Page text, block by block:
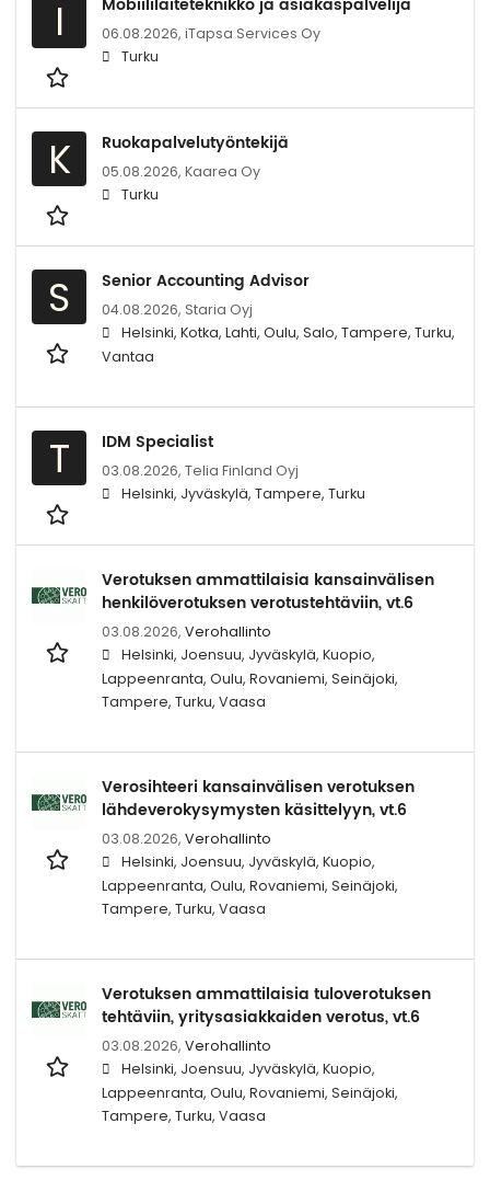
I 06.08.2026, iTapsa Services Oy
Turku
K Ruokapalvelutyöntekijä
05.08.2026, Kaarea Oy
Turku
S Senior Accounting Advisor
04.08.2026, Staria Oyj
Helsinki, Kotka, Lahti, Oulu, Salo, Tampere, Turku,
Vantaa
T IDM Specialist
03.08.2026, Telia Finland Oyj
Helsinki, Jyväskylä, Tampere, Turku
Verotuksen ammattilaisia kansainvälisen
henkilöverotuksen verotustehtäviin, vt.6
03.08.2026, Verohallinto
Helsinki, Joensuu, Jyväskylä, Kuopio,
Lappeenranta, Oulu, Rovaniemi, Seinäjoki,
Tampere, Turku, Vaasa
Verosihteeri kansainvälisen verotuksen
lähdeverokysymysten käsittelyyn, vt.6
03.08.2026, Verohallinto
Helsinki, Joensuu, Jyväskylä, Kuopio,
Lappeenranta, Oulu, Rovaniemi, Seinäjoki,
Tampere, Turku, Vaasa
Verotuksen ammattilaisia tuloverotuksen
tehtäviin, yritysasiakkaiden verotus, vt.6
03.08.2026, Verohallinto
Helsinki, Joensuu, Jyväskylä, Kuopio,
Lappeenranta, Oulu, Rovaniemi, Seinäjoki,
Tampere, Turku, Vaasa